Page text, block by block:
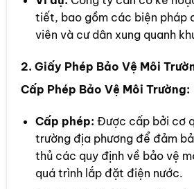
tiết, bao gồm các biện pháp
viên và cư dân xung quanh
2. Giấy Phép Bảo Vệ Môi
Cấp Phép Bảo Vệ Môi Trường:
Cấp phép: Được cấp bởi cơ
trường địa phương để đảm
thủ các quy định về bảo vệ
quá trình lắp đặt điện nước.